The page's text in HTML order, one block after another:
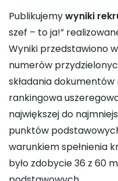
Publikujemywyniki
szef – to ja!”
Wyniki przedstawiono
numerów
składania
rankingowa
największej do
punktów
warunkiem spełnienia
było zdobycie 36 z 60